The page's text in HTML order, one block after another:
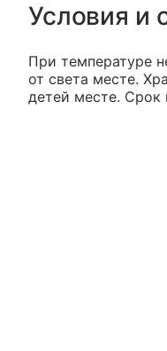
Условия и
При температуре
от света месте.
детей месте. Срок